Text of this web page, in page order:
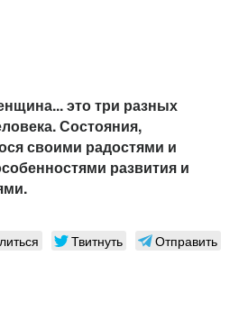
это три разных
Состояния,
своими радостями и
развития и
Твитнуть Отправить